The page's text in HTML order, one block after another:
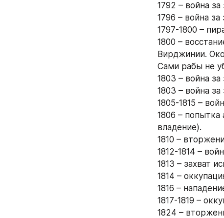
1792 – война за
1796 – война за
1797-1800 –
1800 –
Вирджинии.
Сами рабы не
1803 – война за
1803 – война
1805-1815 –
1806 – попытка
владение).
1810 –
1812-1814 –
1813 – захват
1814 –
1816 –
1817-1819 –
1824 –